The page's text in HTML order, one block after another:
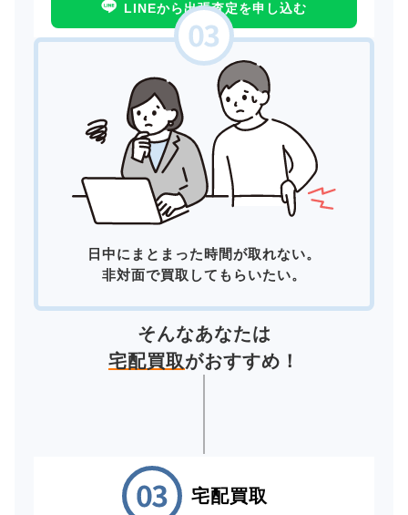
LINEから出張査定を申し込む
日中にまとまった時間が取れない。
非対面で買取してもらいたい。
そんなあなたは
宅配買取がおすすめ！
宅配買取